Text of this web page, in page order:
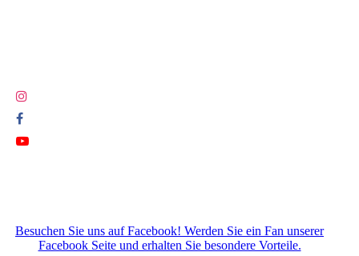
Besuchen Sie uns auf Facebook! Werden Sie ein Fan unserer
Facebook Seite und erhalten Sie besondere Vorteile.